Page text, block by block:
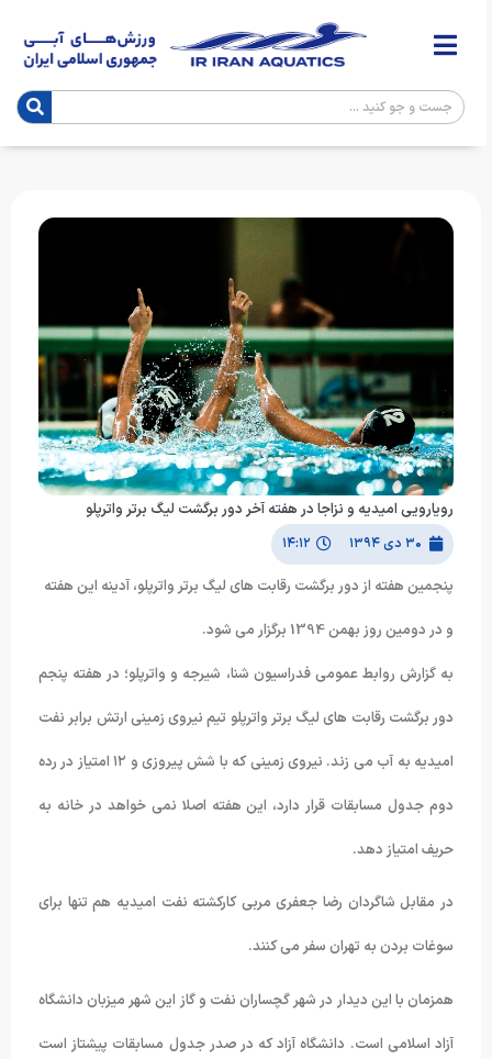
رویارویی امیدیه و نزاجا در هفته آخر دور برگشت لیگ برتر واترپلو
۳۰ دی ۱۳۹۴ ۱۴:۱۲
پنجمین هفته از دور برگشت رقابت های لیگ برتر واترپلو، آدینه این هفته
و در دومین روز بهمن 1394 برگزار می شود.
به گزارش روابط عمومی فدراسیون شنا، شیرجه و واترپلو؛ در هفته پنجم
دور برگشت رقابت های لیگ برتر واترپلو تیم نیروی زمینی ارتش برابر نفت
امیدیه به آب می زند. نیروی زمینی که با شش پیروزی و ۱۲ امتیاز در رده
دوم جدول مسابقات قرار دارد، این هفته اصلا نمی خواهد در خانه به
حریف امتیاز دهد.
در مقابل شاگردان رضا جعفری مربی کارکشته نفت امیدیه هم تنها برای
سوغات بردن به تهران سفر می کنند.
همزمان با این دیدار در شهر گچساران نفت و گاز این شهر میزبان دانشگاه
آزاد اسلامی است. دانشگاه آزاد که در صدر جدول مسابقات پیشتاز است